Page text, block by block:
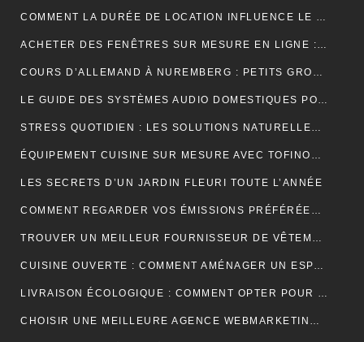
COMMENT LA DURÉE DE LOCATION INFLUENCE LE PRIX D’UNE BENNE ?
ACHETER DES FENÊTRES SUR MESURE EN LIGNE : GUIDE ET ASTUCES
COURS D’ALLEMAND À NUREMBERG : PETITS GROUPES, PROFESSEURS EXPÉRIMENTÉS, AMBIANCE CONVIVIALE
LE GUIDE DES SYSTÈMES AUDIO DOMESTIQUES POUR LES DÉBUTANTS
STRESS QUOTIDIEN : LES SOLUTIONS NATURELLES POUR RETROUVER VITALITÉ ET BIEN-ÊTRE
ÉQUIPEMENT CUISINE SUR MESURE AVEC TOFINOX MAROC
LES SECRETS D’UN JARDIN FLEURI TOUTE L’ANNÉE
COMMENT REGARDER VOS ÉMISSIONS PRÉFÉRÉES PARTOUT EN FRANCE ?
TROUVER UN MEILLEUR FOURNISSEUR DE VÊTEMENTS TENDANCES POUR VOTRE BOUTIQUE
CUISINE OUVERTE : COMMENT AMÉNAGER UN ESPACE CONVIVIAL ET FONCTIONNEL ?
LIVRAISON ÉCOLOGIQUE : COMMENT OPTER POUR DES SOLUTIONS DE LIVRAISON DURABLES POUR VOS ACHATS EN LIGNE
CHOISIR UNE MEILLEURE AGENCE WEBMARKETING À TOULOUSE : 4 CRITÈRES À CONSIDÉRER